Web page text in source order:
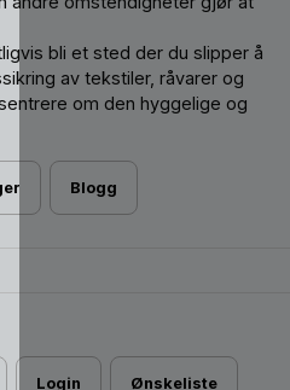
bli et sted der du slipper å
av tekstiler, råvarer og
om den hyggelige og
Blogg
Login Ønskeliste